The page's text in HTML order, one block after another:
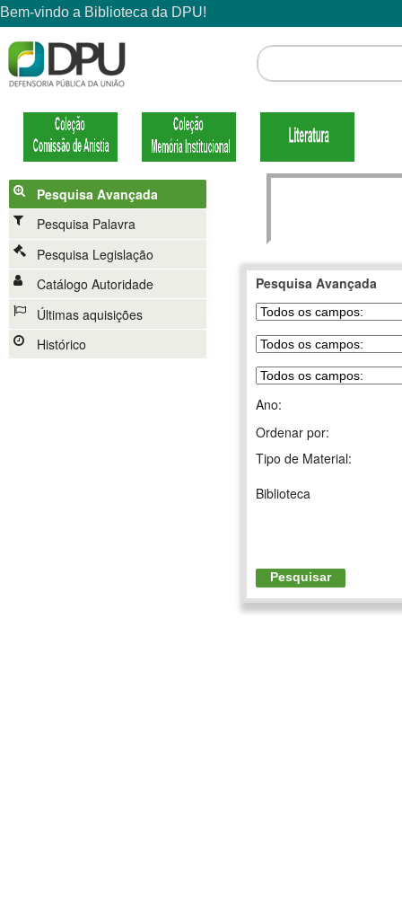
Pesquisa Avançada
Pesquisa Palavra
Pesquisa Legislação
Catálogo Autoridade
Últimas aquisições
Histórico
Pesquisa Avançada
Ano:
Ordenar por:
Tipo de Material:
Biblioteca
Pesquisar